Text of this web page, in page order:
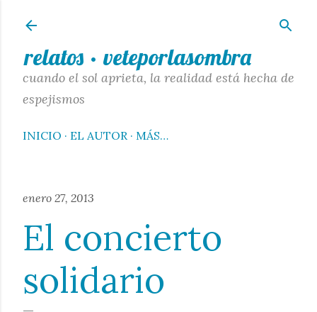
relatos · veteporlasombra
cuando el sol aprieta, la realidad está hecha de
espejismos
INICIO EL AUTOR MÁS…
enero 27, 2013
El concierto
solidario